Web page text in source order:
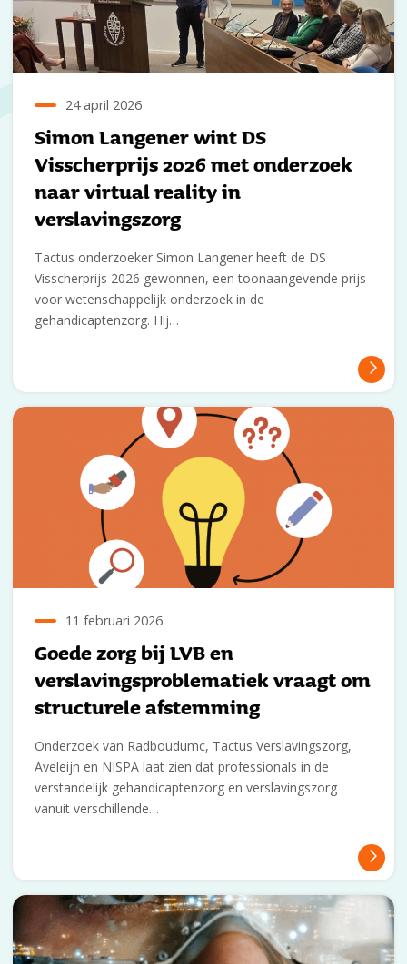
24 april 2026
Simon Langener wint DS
Visscherprijs 2026 met onderzoek
naar virtual reality in
verslavingszorg
Tactus onderzoeker Simon Langener heeft de DS
Visscherprijs 2026 gewonnen, een toonaangevende prijs
voor wetenschappelijk onderzoek in de
gehandicaptenzorg. Hij…
11 februari 2026
Goede zorg bij LVB en
verslavingsproblematiek vraagt om
structurele afstemming
Onderzoek van Radboudumc, Tactus Verslavingszorg,
Aveleijn en NISPA laat zien dat professionals in de
verstandelijk gehandicaptenzorg en verslavingszorg
vanuit verschillende…